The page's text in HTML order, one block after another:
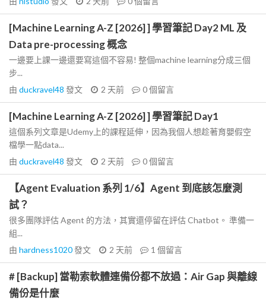
[Machine Learning A-Z [2026] ] 學習筆記 Day2 ML 及
Data pre-processing 概念
一邊要上課一邊還要寫這個不容易! 整個machine learning分成三個
步...
由 duckravel48 發文 2 天前 0個留言
[Machine Learning A-Z [2026] ] 學習筆記 Day1
這個系列文章是Udemy上的課程延伸，因為我個人想趁著育嬰假空
檔學一點data...
由 duckravel48 發文 2 天前 0個留言
【Agent Evaluation 系列 1/6】Agent 到底該怎麼測
試？
很多團隊評估 Agent 的方法，其實還停留在評估 Chatbot。 準備一
組...
由 hardness1020發文 2 天前 1 個留言
# [Backup] 當勒索軟體連備份都不放過：Air Gap 與離線
備份是什麼